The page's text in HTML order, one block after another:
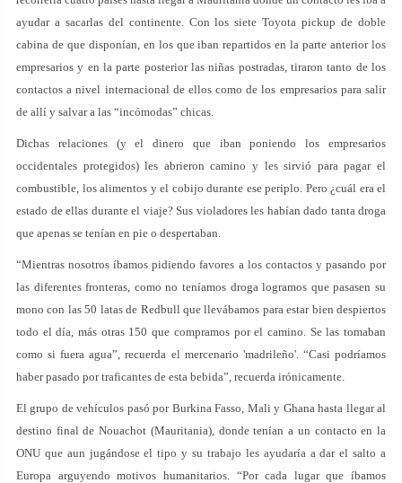
ayudar a sacarlas del continente. Con los siete Toyota pickup de doble
cabina de que disponían, en los que iban repartidos en la parte anterior los
empresarios y en la parte posterior las niñas postradas, tiraron tanto de los
contactos a nivel internacional de ellos como de los empresarios para salir
de allí y salvar a las “incómodas” chicas.
Dichas relaciones (y el dinero que iban poniendo los empresarios
occidentales protegidos) les abrieron camino y les sirvió para pagar el
combustible, los alimentos y el cobijo durante ese periplo. Pero ¿cuál era el
estado de ellas durante el viaje? Sus violadores les habían dado tanta droga
que apenas se tenían en pie o despertaban.
“Mientras nosotros íbamos pidiendo favores a los contactos y pasando por
las diferentes fronteras, como no teníamos droga logramos que pasasen su
mono con las 50 latas de Redbull que llevábamos para estar bien despiertos
todo el día, más otras 150 que compramos por el camino. Se las tomaban
como si fuera agua”, recuerda el mercenario 'madrileño'. “Casi podríamos
haber pasado por traficantes de esta bebida”, recuerda irónicamente.
El grupo de vehículos pasó por Burkina Fasso, Mali y Ghana hasta llegar al
destino final de Nouachot (Mauritania), donde tenían a un contacto en la
ONU que aun jugándose el tipo y su trabajo les ayudaría a dar el salto a
Europa arguyendo motivos humanitarios. “Por cada lugar que íbamos